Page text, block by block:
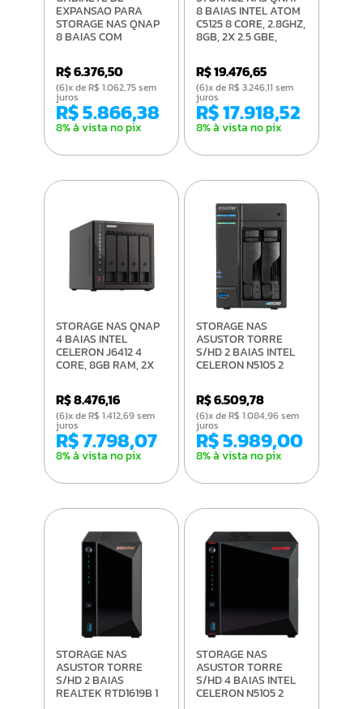
EXPANSAO PARA
STORAGE NAS QNAP
8 BAIAS COM
TL-D800C-US
R$ 6.376,50
R$ 5.866,38
8% à vista no pix
(6)x de R$ 1.062,75 sem
juros
8 BAIAS INTEL ATOM
C5125 8 CORE, 2.8GHZ,
8GB, 2X 2.5 GBE,
8G-US
R$ 19.476,65
R$ 17.918,52
8% à vista no pix
(6)x de R$ 3.246,11 sem
juros
STORAGE NAS QNAP
4 BAIAS INTEL
CELERON J6412 4
CORE, 8GB RAM, 2X
453E-8G
R$ 8.476,16
R$ 7.798,07
8% à vista no pix
(6)x de R$ 1.412,69 sem
juros
STORAGE NAS
ASUSTOR TORRE
S/HD 2 BAIAS INTEL
CELERON N5105 2
AS6702T-US
R$ 6.509,78
R$ 5.989,00
8% à vista no pix
(6)x de R$ 1.084,96 sem
juros
STORAGE NAS
ASUSTOR TORRE
S/HD 2 BAIAS
REALTEK RTD1619B 1
STORAGE NAS
ASUSTOR TORRE
S/HD 4 BAIAS INTEL
CELERON N5105 2